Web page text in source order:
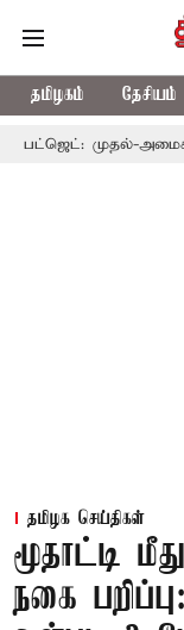
தமிழகம் தேசியம்
அமைச்சர் விஜய்
தமிழக செய்திகள்
மூதாட்டி
நகை